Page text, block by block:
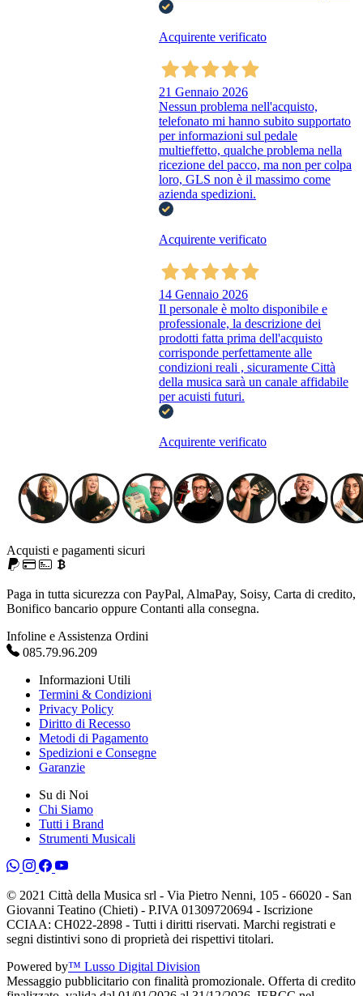
Acquirente verificato
21 Gennaio 2026
Nessun problema nell'acquisto,
telefonato mi hanno subito supportato
per informazioni sul pedale
multieffetto, qualche problema nella
ricezione del pacco, ma non per colpa
loro, GLS non è il massimo come
azienda spedizioni.
Acquirente verificato
14 Gennaio 2026
Il personale è molto disponibile e
professionale, la descrizione dei
prodotti fatta prima dell'acquisto
corrisponde perfettamente alle
condizioni reali , sicuramente Città
della musica sarà un canale affidabile
per acuisti futuri.
Acquirente verificato
Acquisti e pagamenti sicuri
Paga in tutta sicurezza con PayPal, AlmaPay, Soisy, Carta di credito,
Bonifico bancario oppure Contanti alla consegna.
Infoline e Assistenza Ordini
085.79.96.209
Informazioni Utili
Termini & Condizioni
Privacy Policy
Diritto di Recesso
Metodi di Pagamento
Spedizioni e Consegne
Garanzie
Su di Noi
Chi Siamo
Tutti i Brand
Strumenti Musicali
© 2021 Città della Musica srl - Via Pietro Nenni, 105 - 66020 - San
Giovanni Teatino (Chieti) - P.IVA 01309720694 - Iscrizione
CCIAA: CH022-2898 - Tutti i diritti riservati. Marchi registrati e
segni distintivi sono di proprietà dei rispettivi titolari.
Powered by™ Lusso Digital Division
Messaggio pubblicitario con finalità promozionale. Offerta di credito